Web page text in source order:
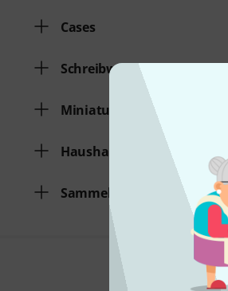
Cases
Schreibwaren
Miniatur-Instrumente
Haushalt
Sammelfiguren